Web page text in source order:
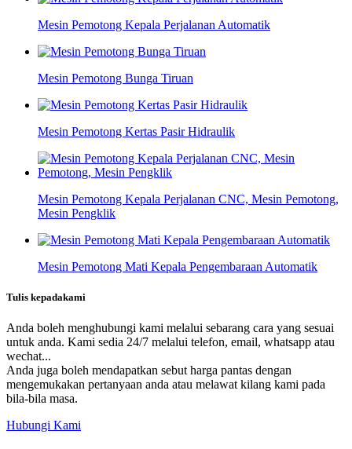
Mesin Pemotong Kepala Perjalanan Automatik
Mesin Pemotong Bunga Tiruan
Mesin Pemotong Kertas Pasir Hidraulik
Mesin Pemotong Kepala Perjalanan CNC, Mesin Pemotong,
Mesin Pengklik
Mesin Pemotong Mati Kepala Pengembaraan Automatik
Tulis kepadakami
Anda boleh menghubungi kami melalui sebarang cara yang sesuai
untuk anda. Kami sedia 24/7 melalui telefon, email, whatsapp atau
wechat...
Anda juga boleh mendapatkan sebut harga pantas dengan
mengemukakan pertanyaan anda atau melawat kilang kami pada
bila-bila masa.
Hubungi Kami